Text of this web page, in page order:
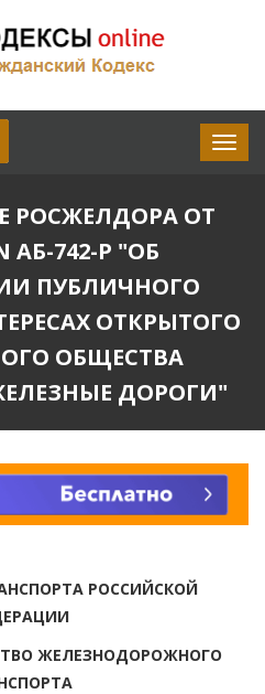
РОСЖЕЛДОРА ОТ
АБ-742-Р "ОБ
ПУБЛИЧНОГО
ОТКРЫТОГО
ОБЩЕСТВА
ДОРОГИ"
РОССИЙСКОЙ
ЖЕЛЕЗНОДОРОЖНОГО